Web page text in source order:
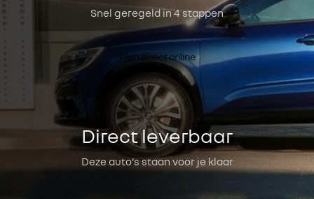
Snel geregeld in 4 stappen
Plan direct online
Direct leverbaar
Deze auto’s staan voor je klaar